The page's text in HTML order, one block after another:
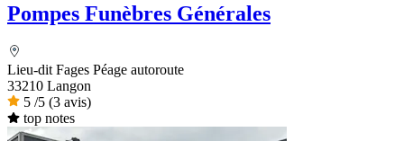
Pompes Funèbres Générales
Lieu-dit Fages Péage autoroute
33210 Langon
5 /5 (3 avis)
top notes